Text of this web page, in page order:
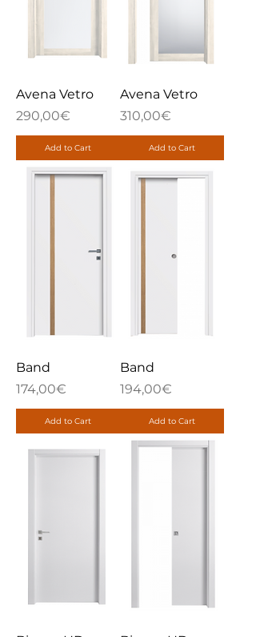
Avena Vetro
Price
290,00€
Add to Cart
Avena Vetro
Price
310,00€
Add to Cart
Band
Price
174,00€
Add to Cart
Band
Price
194,00€
Add to Cart